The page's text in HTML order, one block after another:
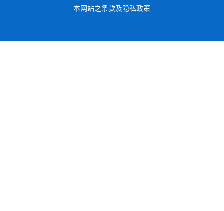
本网站之条款及隐私政策